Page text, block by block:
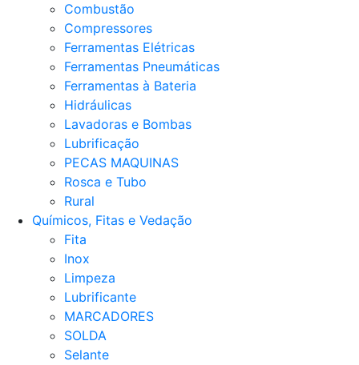
Combustão
Compressores
Ferramentas Elétricas
Ferramentas Pneumáticas
Ferramentas à Bateria
Hidráulicas
Lavadoras e Bombas
Lubrificação
PECAS MAQUINAS
Rosca e Tubo
Rural
Químicos, Fitas e Vedação
Fita
Inox
Limpeza
Lubrificante
MARCADORES
SOLDA
Selante